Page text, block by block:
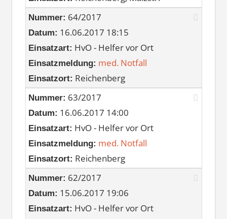
Nummer: 64/2017
Datum: 16.06.2017 18:15
Einsatzart: HvO - Helfer vor Ort
Einsatzmeldung: med. Notfall
Einsatzort: Reichenberg
Nummer: 63/2017
Datum: 16.06.2017 14:00
Einsatzart: HvO - Helfer vor Ort
Einsatzmeldung: med. Notfall
Einsatzort: Reichenberg
Nummer: 62/2017
Datum: 15.06.2017 19:06
Einsatzart: HvO - Helfer vor Ort